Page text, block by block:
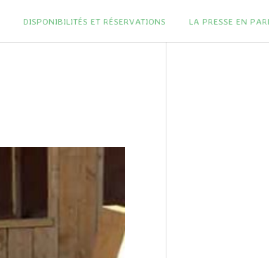
DISPONIBILITÉS ET RÉSERVATIONS LA PRESSE EN